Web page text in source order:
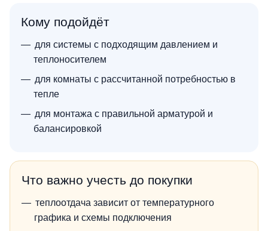
Кому подойдёт
для системы с подходящим давлением и
теплоносителем
для комнаты с рассчитанной потребностью в
тепле
для монтажа с правильной арматурой и
балансировкой
Что важно учесть до покупки
теплоотдача зависит от температурного
графика и схемы подключения